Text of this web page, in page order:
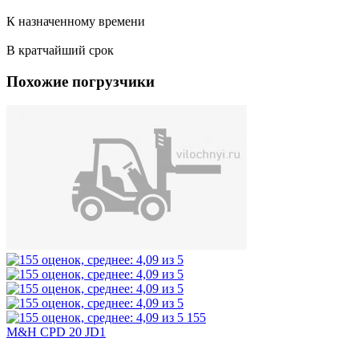
К назначенному времени
В кратчайший срок
Похожие погрузчики
155
M&H CPD 20 JD1